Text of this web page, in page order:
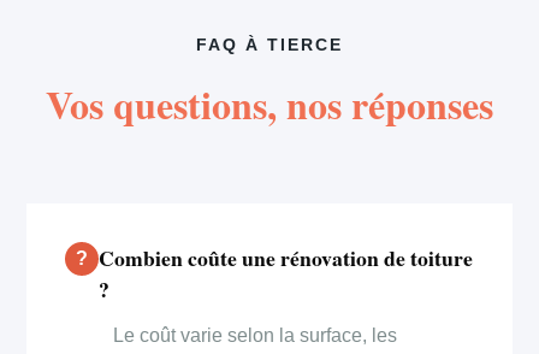
FAQ À TIERCE
Vos questions, nos réponses
Combien coûte une rénovation de toiture
?
Le coût varie selon la surface, les